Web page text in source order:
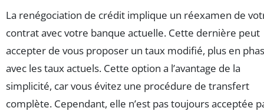
La renégociation de crédit implique un réexamen de
contrat avec votre banque actuelle. Cette dernière peut
accepter de vous proposer un taux modifié, plus en
avec les taux actuels. Cette option a l’avantage de la
simplicité, car vous évitez une procédure de transfert
complète. Cependant, elle n’est pas toujours acceptée